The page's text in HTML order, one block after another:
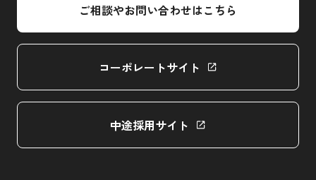
ご相談やお問い合わせはこちら
コーポレートサイト
中途採用サイト